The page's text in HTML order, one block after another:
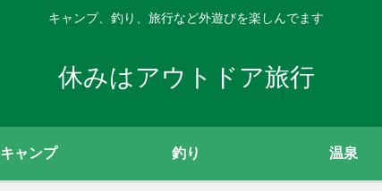
キャンプ、釣り、旅行など外遊びを楽しんでます
休みはアウトドア旅行
キャンプ 釣り 温泉